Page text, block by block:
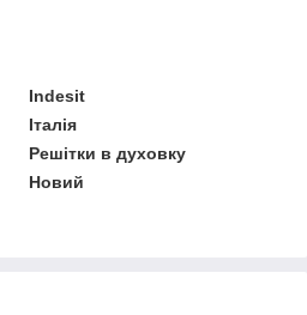
Indesit
Італія
Решітки в духовку
Новий